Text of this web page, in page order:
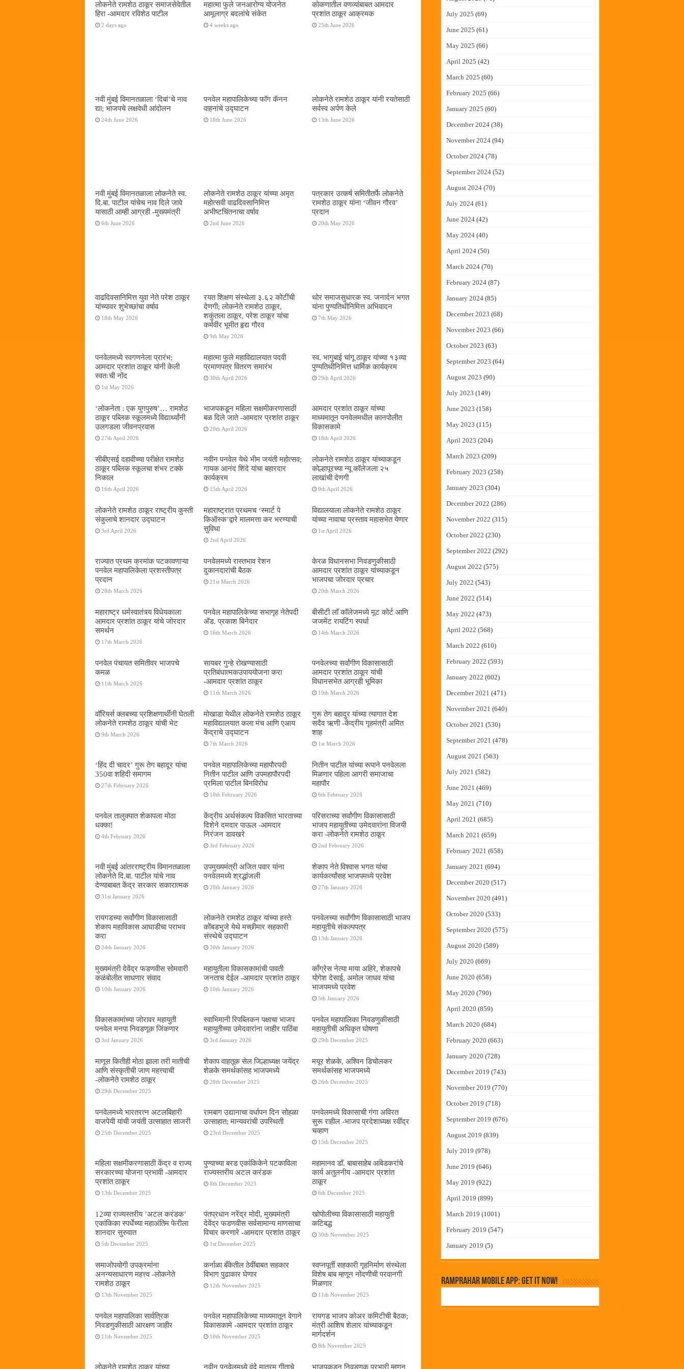
लोकनेते रामशेठ ठाकूर समाजसेवेतील
हिरा -आमदार रविशेठ पाटील
2 days ago
महात्मा फुले जनआरोग्य योजनेत
आमूलाग्र बदलांचे संकेत
4 weeks ago
कोकणातील वणव्यांबाबत आमदार
प्रशांत ठाकूर आक्रमक
25th June 2026
नवी मुंबई विमानतळाला ‌‘दिबां‌’चे नाव
द्या; भाजपचे लक्षवेधी आंदोलन
24th June 2026
पनवेल महापालिकेच्या फॉग कॅनन
वाहनांचे उद्घाटन
18th June 2026
लोकनेते रामशेठ ठाकूर यांनी रयतेसाठी
सर्वस्व अर्पण केले
13th June 2026
नवी मुंबई विमानतळाला लोकनेते स्व.
दि.बा. पाटील यांचेच नाव दिले जावे
यासाठी आम्ही आग्रही -मुख्यमंत्री
6th June 2026
लोकनेते रामशेठ ठाकूर यांच्या अमृत
महोत्सवी वाढदिवसानिमित्त
अभीष्टचिंतनाचा वर्षाव
2nd June 2026
पत्रकार उत्कर्ष समितीतर्फे लोकनेते
रामशेठ ठाकूर यांना ‌‘जीवन गौरव‌’
प्रदान
20th May 2026
वाढदिवसानिमित्त युवा नेते परेश ठाकूर
यांच्यावर शुभेच्छांचा वर्षाव
18th May 2026
रयत शिक्षण संस्थेला ३.६२ कोटींची
देणगी; लोकनेते रामशेठ ठाकूर,
शकुंतला ठाकूर, परेश ठाकूर यांचा
कर्मवीर भूमीत हृद्य गौरव
9th May 2026
थोर समाजसुधारक स्व. जनार्दन भगत
यांना पुण्यतिथीनिमित्त अभिवादन
7th May 2026
पनवेलमध्ये स्वगणनेला प्रारंभ;
आमदार प्रशांत ठाकूर यांनी केली
स्वतःची नोंद
1st May 2026
महात्मा फुले महाविद्यालयात पदवी
प्रमाणपत्र वितरण समारंभ
30th April 2026
स्व. भागुबाई चांगू ठाकूर यांच्या १३व्या
पुण्यतिथीनिमित्त धार्मिक कार्यक्रम
29th April 2026
‌‘लोकनेता : एक युगपुरुष‌’… रामशेठ
ठाकूर पब्लिक स्कूलमध्ये विद्यार्थ्यांनी
उलगडला जीवनप्रवास
27th April 2026
भाजपकडून महिला सक्षमीकरणासाठी
बळ दिले जाते -आमदार प्रशांत ठाकूर
20th April 2026
आमदार प्रशांत ठाकूर यांच्या
माध्यमातून पनवेलमधील कानपोलीत
विकासकामे
18th April 2026
सीबीएसई दहावीच्या परीक्षेत रामशेठ
ठाकूर पब्लिक स्कूलचा शंभर टक्के
निकाल
16th April 2026
नवीन पनवेल येथे भीम जयंती महोत्सव;
गायक आनंद शिंदे यांचा बहारदार
कार्यक्रम
15th April 2026
लोकनेते रामशेठ ठाकूर यांच्याकडून
कोल्हापूरच्या न्यू कॉलेजला २५
लाखांची देणगी
9th April 2026
लोकनेते रामशेठ ठाकूर राष्ट्रीय कुस्ती
संकुलाचे शानदार उद्घाटन
3rd April 2026
महाराष्ट्रात प्रथमच ‌‘स्मार्ट पे
किऑस्क‌’द्वारे मालमत्ता कर भरण्याची
सुविधा
2nd April 2026
विद्यालयाला लोकनेते रामशेठ ठाकूर
यांच्या नावाचा प्रस्ताव महासभेत येणार
1st April 2026
राज्यात प्रथम क्रमांक पटकावणाऱ्या
पनवेल महापालिकेला प्रशस्तीपत्र
प्रदान
28th March 2026
पनवेलमध्ये रास्तभाव रेशन
दुकानदारांची बैठक
21st March 2026
केरळ विधानसभा निवडणुकीसाठी
आमदार प्रशांत ठाकूर यांच्याकडून
भाजपचा जोरदार प्रचार
20th March 2026
महाराष्ट्र धर्मस्वातंत्र्य विधेयकाला
आमदार प्रशांत ठाकूर यांचे जोरदार
समर्थन
17th March 2026
पनवेल महापालिकेच्या सभागृह नेतेपदी
अ‍ॅड. प्रकाश बिनेदार
16th March 2026
बीसीटी लॉ कॉलेजमध्ये मूट कोर्ट आणि
जजमेंट रायटिंग स्पर्धा
14th March 2026
पनवेल पंचायत समितीवर भाजपचे
कमळ
11th March 2026
सायबर गुन्हे रोखण्यासाठी
प्रतिबंधात्मकउपाययोजना करा
-आमदार प्रशांत ठाकूर
11th March 2026
पनवेलच्या सर्वांगीण विकासासाठी
आमदार प्रशांत ठाकूर यांची
विधानसभेत आग्रही भूमिका
10th March 2026
वॉरियर्स क्लबच्या प्रशिक्षणार्थींनी घेतली
लोकनेते रामशेठ ठाकूर यांची भेट
9th March 2026
मोखाडा येथील लोकनेते रामशेठ ठाकूर
महाविद्यालयात कला मंच आणि एआय
केंद्राचे उद्घाटन
7th March 2026
गुरू तेग बहादुर यांच्या त्यागात देश
सदैव ऋणी -केंद्रीय गृहमंत्री अमित
शाह
1st March 2026
‘हिंद दी चादर’ गुरू तेग बहादूर यांचा
350वा शहिदी समागम
27th February 2026
पनवेल महापालिकेच्या महापौरपदी
नितीन पाटील आणि उपमहापौरपदी
प्रमिला पाटील बिनविरोध
10th February 2026
नितीन पाटील यांच्या रूपाने पनवेलला
मिळणार पहिला आगरी समाजाचा
महापौर
6th February 2026
पनवेल तालुक्यात शेकापला मोठा
धक्का!
4th February 2026
केंद्रीय अर्थसंकल्प विकसित भारताच्या
दिशेने दमदार पाऊल -आमदार
निरंजन डावखरे
3rd February 2026
परिसराच्या सर्वांगीण विकासासाठी
भाजप महायुतीच्या उमेदवारांना विजयी
करा -लोकनेते रामशेठ ठाकूर
2nd February 2026
नवी मुंबई आंतरराष्ट्रीय विमानतळाला
लोकनेते दि.बा. पाटील यांचे नाव
देण्याबाबत केंद्र सरकार सकारात्मक
31st January 2026
उपमुख्यमंत्री अजित पवार यांना
पनवेलमध्ये श्रद्धांजली
28th January 2026
शेकाप नेते विश्वास भगत यांचा
कार्यकर्त्यांसह भाजपमध्ये प्रवेश
27th January 2026
रायगडच्या सर्वांगीण विकासासाठी
शेकाप महाविकास आघाडीचा पराभव
करा
24th January 2026
लोकनेते रामशेठ ठाकूर यांच्या हस्ते
कोंबडभुजे येथे मच्छीमार सहकारी
संस्थेचे उद्घाटन
20th January 2026
पनवेलच्या सर्वांगीण विकासासाठी भाजप
महायुतीचे संकल्पपत्र
13th January 2026
मुख्यमंत्री देवेंद्र फडणवीस सोमवारी
कळंबोलीत साधणार संवाद
10th January 2026
महायुतीला विकासकामांची पावती
जनताच देईल -आमदार प्रशांत ठाकूर
10th January 2026
काँग्रेस नेत्या माया अहिरे, शेकापचे
योगेश देसाई, अमोल जाधव यांचा
भाजपमध्ये प्रवेश
5th January 2026
विकासकामांच्या जोरावर महायुती
पनवेल मनपा निवडणूक जिंकणार
3rd January 2026
स्वाभिमानी रिपब्लिकन पक्षाचा भाजप
महायुतीच्या उमेदवारांना जाहीर पाठिंबा
3rd January 2026
पनवेल महापालिका निवडणुकीसाठी
महायुतीची अधिकृत घोषणा
29th December 2025
माणूस कितीही मोठा झाला तरी मातीची
आणि संस्कृतीची जाण महत्त्वाची
-लोकनेते रामशेठ ठाकूर
29th December 2025
शेकाप वाहतूक सेल जिल्हाध्यक्ष जयेंद्र
शेळके समर्थकांसह भाजपमध्ये
28th December 2025
मयूर शेळके, अश्विन डिचोलकर
समर्थकांसह भाजपमध्ये
26th December 2025
पनवेलमध्ये भारतरत्न अटलबिहारी
वाजपेयी यांची जयंती उत्साहात साजरी
25th December 2025
रामबाग उद्यानाचा वर्धापन दिन सोहळा
उत्साहात; मान्यवरांची उपस्थिती
23rd December 2025
पनवेलमध्ये विकासाची गंगा अविरत
सुरू राहील -भाजप प्रदेशाध्यक्ष रवींद्र
चव्हाण
15th December 2025
महिला सक्षमीकरणासाठी केंद्र व राज्य
सरकारच्या योजना प्रभावी -आमदार
प्रशांत ठाकूर
13th December 2025
पुण्याच्या बरड एकांकिकेने पटकाविला
राज्यस्तरीय अटल करंडक
8th December 2025
महामानव डॉ. बाबासाहेब आंबेडकरांचे
कार्य अतुलनीय -आमदार प्रशांत
ठाकूर
6th December 2025
12व्या राज्यस्तरीय ’अटल करंडक’
एकांकिका स्पर्धेच्या महाअंतिम फेरीला
शानदार सुरुवात
5th December 2025
पंतप्रधान नरेंद्र मोदी, मुख्यमंत्री
देवेंद्र फडणवीस सर्वसामान्य माणसाचा
विचार करणारे -आमदार प्रशांत ठाकूर
1st December 2025
खोपोलीच्या विकासासाठी महायुती
कटिबद्ध
30th November 2025
समाजोपयोगी उपक्रमांना
अनन्यसाधारण महत्त्व -लोकनेते
रामशेठ ठाकूर
13th November 2025
कर्नाळा बँकेतील ठेवींबाबत सहकार
विभाग पुढाकार घेणार
12th November 2025
स्वप्नपूर्ती सहकारी गृहनिर्माण संस्थेला
विशेष बाब म्हणून नोंदणीची परवानगी
मिळणार
11th November 2025
पनवेल महापालिका सार्वत्रिक
निवडणुकीसाठी आरक्षण जाहीर
11th November 2025
पनवेल महापालिकेच्या माध्यमातून वेगाने
विकासकामे -आमदार प्रशांत ठाकूर
10th November 2025
रायगड भाजप कोअर कमिटीची बैठक;
मंत्री आशिष शेलार यांच्याकडून
मार्गदर्शन
8th November 2025
लोकनेते रामशेठ ठाकूर यांच्या नवीन पनवेलमध्ये वंदे मातरम् गीताचे भाजपकडून निवडणूक प्रभारी म्हणून
July 2025 (69)
June 2025 (61)
May 2025 (66)
April 2025 (42)
March 2025 (60)
February 2025 (66)
January 2025 (60)
December 2024 (38)
November 2024 (94)
October 2024 (78)
September 2024 (52)
August 2024 (70)
July 2024 (61)
June 2024 (42)
May 2024 (40)
April 2024 (50)
March 2024 (70)
February 2024 (87)
January 2024 (85)
December 2023 (68)
November 2023 (66)
October 2023 (63)
September 2023 (64)
August 2023 (90)
July 2023 (149)
June 2023 (158)
May 2023 (115)
April 2023 (204)
March 2023 (209)
February 2023 (258)
January 2023 (304)
December 2022 (286)
November 2022 (315)
October 2022 (230)
September 2022 (292)
August 2022 (575)
July 2022 (543)
June 2022 (514)
May 2022 (473)
April 2022 (568)
March 2022 (610)
February 2022 (593)
January 2022 (602)
December 2021 (471)
November 2021 (640)
October 2021 (530)
September 2021 (478)
August 2021 (563)
July 2021 (582)
June 2021 (469)
May 2021 (710)
April 2021 (685)
March 2021 (659)
February 2021 (658)
January 2021 (694)
December 2020 (517)
November 2020 (491)
October 2020 (533)
September 2020 (575)
August 2020 (589)
July 2020 (669)
June 2020 (658)
May 2020 (790)
April 2020 (859)
March 2020 (684)
February 2020 (663)
January 2020 (728)
December 2019 (743)
November 2019 (770)
October 2019 (718)
September 2019 (676)
August 2019 (839)
July 2019 (978)
June 2019 (646)
May 2019 (922)
April 2019 (899)
March 2019 (1001)
February 2019 (547)
January 2019 (5)
RamPrahar Mobile App: Get it Now!